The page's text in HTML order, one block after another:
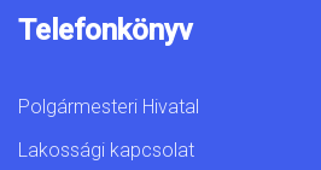
Telefonkönyv
Polgármesteri Hivatal
Lakossági kapcsolat